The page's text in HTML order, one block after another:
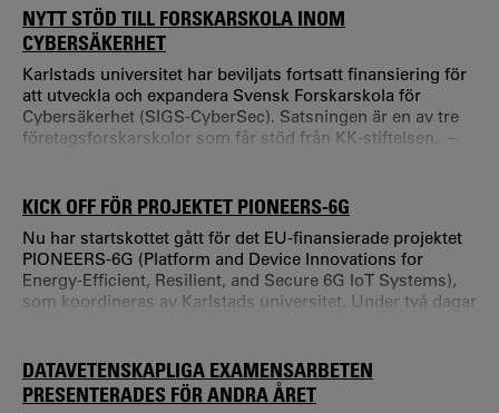
företag att förutse energibehov, priser och
flexibilitetsmöjligheter.
NYTT STÖD TILL FORSKARSKOLA INOM
CYBERSÄKERHET
Karlstads universitet har beviljats fortsatt finansiering för
att utveckla och expandera Svensk Forskarskola för
Cybersäkerhet (SIGS-CyberSec). Satsningen är en av tre
företagsforskarskolor som får stöd från KK-stiftelsen. –
KICK OFF FÖR PROJEKTET PIONEERS-6G
Nu har startskottet gått för det EU-finansierade projektet
PIONEERS-6G (Platform and Device Innovations for
Energy-Efficient, Resilient, and Secure 6G IoT Systems),
som koordineras av Karlstads universitet. Under två dagar
mycket värdefullt att träffa alla partners och lära känna
varandra bättre.
DATAVETENSKAPLIGA EXAMENSARBETEN
PRESENTERADES FÖR ANDRA ÅRET